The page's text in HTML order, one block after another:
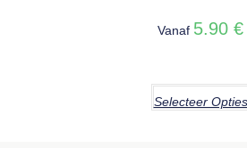
Vanaf 5.90 €
Selecteer Opties